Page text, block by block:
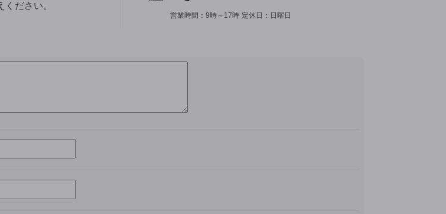
ださい。
営業時間：9時～17時 定休日： 日曜日